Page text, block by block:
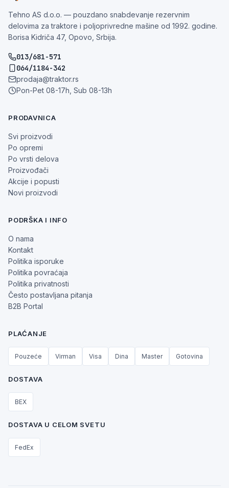
Tehno AS d.o.o. — pouzdano snabdevanje rezervnim
delovima za traktore i poljoprivredne mašine od 1992. godine.
Borisa Kidriča 47, Opovo, Srbija.
013/681-571
064/1184-342
prodaja@traktor.rs
Pon-Pet 08-17h, Sub 08-13h
PRODAVNICA
Svi proizvodi
Po opremi
Po vrsti delova
Proizvođači
Akcije i popusti
Novi proizvodi
PODRŠKA I INFO
O nama
Kontakt
Politika isporuke
Politika povraćaja
Politika privatnosti
Često postavljana pitanja
B2B Portal
PLAĆANJE
Pouzeće Virman Visa Dina Master Gotovina
DOSTAVA
BEX
DOSTAVA U CELOM SVETU
FedEx